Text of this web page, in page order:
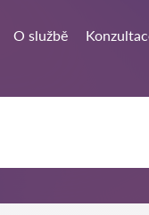
O službě